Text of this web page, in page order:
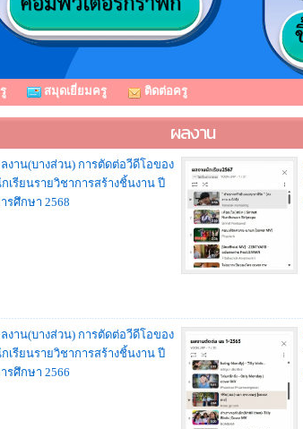
สมุดเยี่ยมครู ติดต่อครู
ผลงาน
งาน(บางส่วน) การตัดต่อวีดีโอของ
เรียนรายวิชาการสร้างชิ้นงาน ปี
รศึกษา 2568
งาน(บางส่วน) การตัดต่อวีดีโอของ
เรียนรายวิชาการสร้างชิ้นงาน ปี
รศึกษา 2566